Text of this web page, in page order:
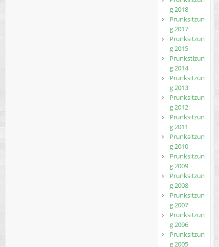
g 2018
Prunksitzun
g 2017
Prunksitzun
g 2015
Prunkstizun
g 2014
Prunksitzun
g 2013
Prunksitzun
g 2012
Prunksitzun
g 2011
Prunksitzun
g 2010
Prunksitzun
g 2009
Prunksitzun
g 2008
Prunksitzun
g 2007
Prunksitzun
g 2006
Prunksitzun
g 2005